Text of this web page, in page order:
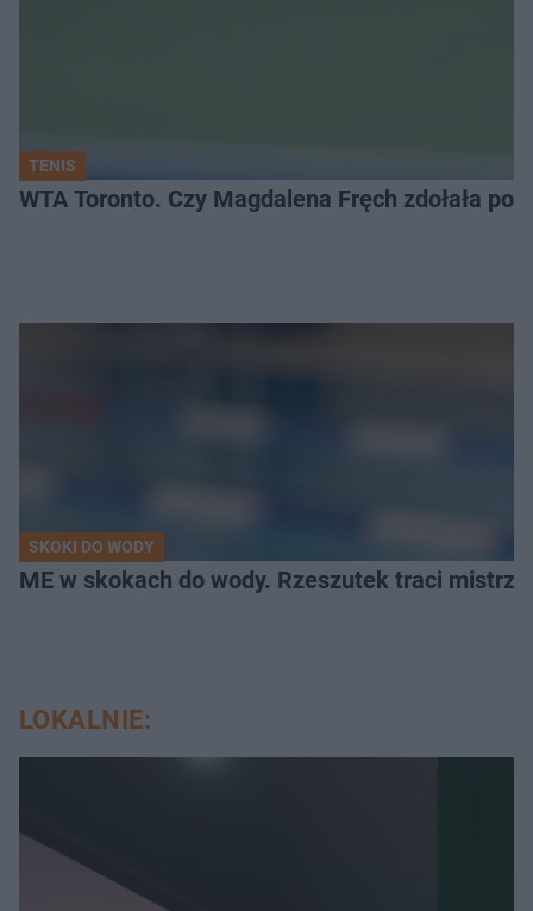
TENIS
WTA Toronto. Czy Magdalena Fręch zdołała
SKOKI DO WODY
ME w skokach do wody. Rzeszutek traci
LOKALNIE: